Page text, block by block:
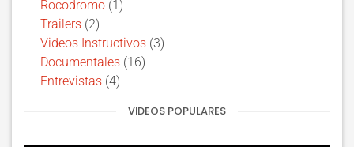
Rocodromo(1)
Trailers(2)
Videos Instructivos(3)
Documentales(16)
Entrevistas(4)
VIDEOS POPULARES